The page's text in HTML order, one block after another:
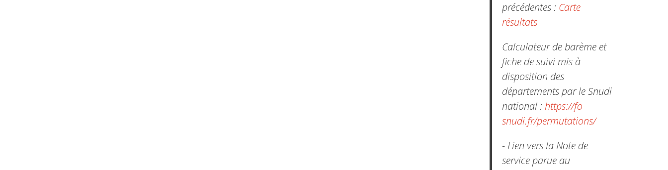
précédentes : Carte
résultats
Calculateur de barème et
fiche de suivi mis à
disposition des
départements par le Snudi
national : https://fo-
snudi.fr/permutations/
- Lien vers la Note de
service parue au